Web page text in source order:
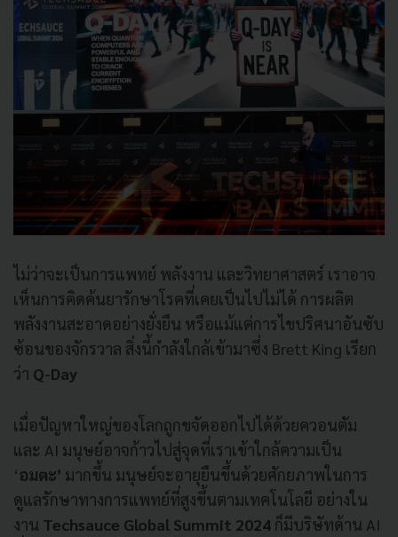
ไม่ว่าจะเป็นการแพทย์ พลังงาน และวิทยาศาสตร์ เราอาจ
เห็นการคิดค้นยารักษาโรคที่เคยเป็นไปไม่ได้ การผลิต
พลังงานสะอาดอย่างยั่งยืน หรือแม้แต่การไขปริศนาอันซับ
ซ้อนของจักรวาล สิ่งนี้กำลังใกล้เข้ามาซึ่ง Brett King เรียก
ว่า Q-Day
เมื่อปัญหาใหญ่ของโลกถูกขจัดออกไปได้ด้วยควอนตัม
และ AI มนุษย์อาจก้าวไปสู่จุดที่เราเข้าใกล้ความเป็น
‘อมตะ’ มากขึ้น มนุษย์จะอายุยืนขึ้นด้วยศักยภาพในการ
ดูแลรักษาทางการแพทย์ที่สูงขึ้นตามเทคโนโลยี อย่างใน
งาน Techsauce Global Summit 2024 ก็มีบริษัทด้าน AI